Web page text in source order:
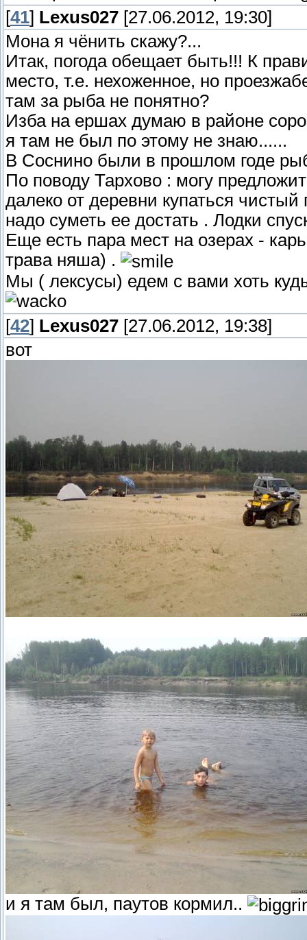
[41] Lexus027 [27.06.2012, 19:30]
Мона я чёнить скажу?...
Итак, погода обещает быть!!! К
место, т.е. нехоженное, но
там за рыба не понятно?
Изба на ершах думаю в районе
я там не был по этому не знаю......
В Соснино были в прошлом годе
По поводу Тархово : могу
далеко от деревни купаться
надо суметь ее достать . Лодки
Еще есть пара мест на озерах -
трава няша) .
Мы ( лексусы) едем с вами хоть
[42] Lexus027 [27.06.2012, 19:38]
вот
и я там был, паутов кормил..